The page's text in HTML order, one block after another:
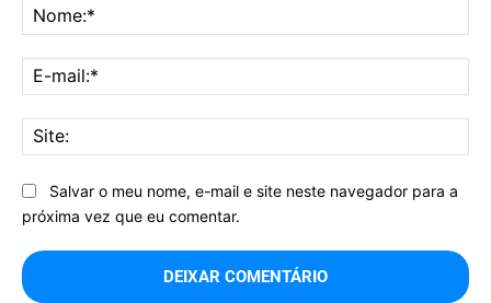
Salvar o meu nome, e-mail e site neste navegador para a
próxima vez que eu comentar.